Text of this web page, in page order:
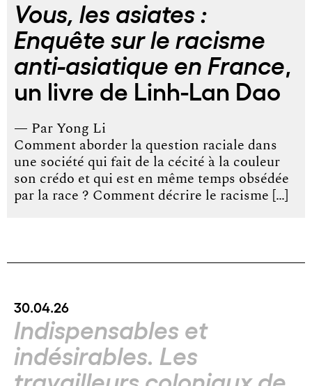
Vous, les asiates :
Enquête sur le racisme
anti-asiatique en France,
un livre de Linh-Lan Dao
— Par Yong Li
Comment aborder la question raciale dans
une société qui fait de la cécité à la couleur
son crédo et qui est en même temps obsédée
par la race ? Comment décrire le racisme […]
30.04.26
Indispensables et
indésirables. Les